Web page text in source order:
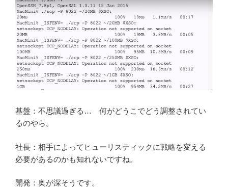
基盤：不思議過ぎる… 何がどうこでどう調整されてい
るのやら。
社長：相手によってヒューリスティックに戦略を変える
必要があるのかも知れないですね。
開発：奥が深そうです。